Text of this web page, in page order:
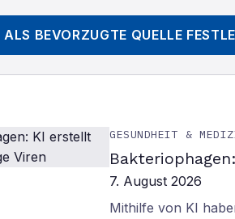
ALS BEVORZUGTE QUELLE
GESUNDHEIT &
7. August 2026
Mithilfe von KI